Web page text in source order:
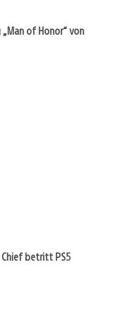
of Honor“ von
Chief betritt PS5